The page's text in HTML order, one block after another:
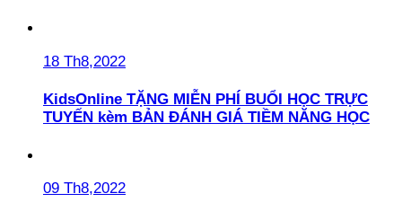
18 Th8,2022
KidsOnline TẶNG MIỄN PHÍ BUỔI HỌC TRỰC
TUYẾN kèm BẢN ĐÁNH GIÁ TIỀM NĂNG HỌC
09 Th8,2022